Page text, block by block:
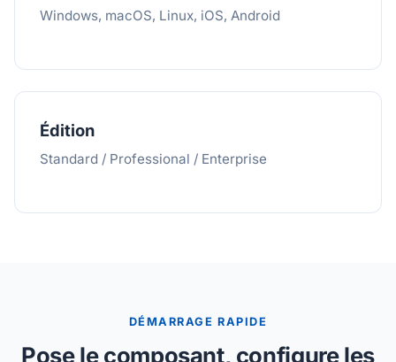
Windows, macOS, Linux, iOS, Android
Édition
Standard / Professional / Enterprise
DÉMARRAGE RAPIDE
Pose le composant, configure les